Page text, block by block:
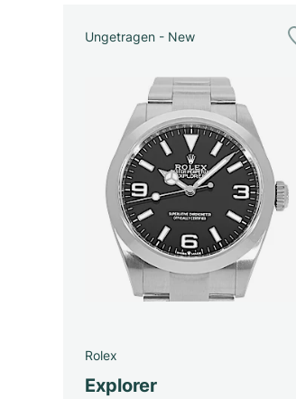
Ungetragen - New
Rolex
Explorer